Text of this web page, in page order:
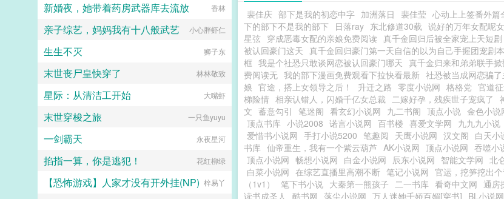
裴佳庆 部下是我的初恋中字 加洲落日 裴佳莹 心动上上签番外篇
下的部下不是我的部下
日落ray 东北修道30载 说好的万年女配呢
星弦 穿成恶毒女配的亲娘免费阅读 真千金回归后被全家宠上天短剧
被认回豪门这天 真千金回归豪门第一天自信的以为自己手握团宠剧本
框 我是个社恐只敢谈网恋被认回豪门哪天 真千金归来和弟弟联手掀
费阅读无 我的部下漫画免费观看下拉快看最新 社恐被当成网恋骗
娘 官途，搭上女领导之后！ 升迁之路 零度小说网 格格党 官道
梯险情 相亲认错人，闪婚千亿女总裁 二嫁好孕，残疾世子宠疯了
文 蓄意勾引 笔迷阁 看玄幻小说网 九二书阁 顶点小说 金色小说
顶点书库 小说2008 诺言小说网 百书楼 喜爱文学网 九九九小说
爱惜书小说网 手打小说5200 笔趣阅 天鹰小说网 汉文阁 白天小
书库 仙帝重生，我有一个紫云葫芦 AK小说网 顶点小说网 吞噬小
顶点小说网 畅想小说网 白金小说网 辰东小说网 智能文学网 北
白菜小说网 在综艺直播里高潮不断 笔记小说网 官运，挖笋挖出个
（1v1）
笔下书小说 大秦第一熊孩子 二一书库 看奇中文网 通房
读书成圣人 酷书网 落尘小说网 万人迷她千娇百媚[穿书] BL小说网
新婚夜，她带着药房武器库去流放
香林
亲子综艺，妈妈我有十八般武艺 小心胖虾仁
生生不灭 狮子东
末世丧尸皇快穿了 林林敬致
星际：从清洁工开始 大嘴虾
末世穿梭之旅 一只鱼yuyu
一剑霸天 永夜星河
掐指一算，你是逃犯！ 花红柳绿
【恐怖游戏】人家才没有开外挂(NP) 梓易丫